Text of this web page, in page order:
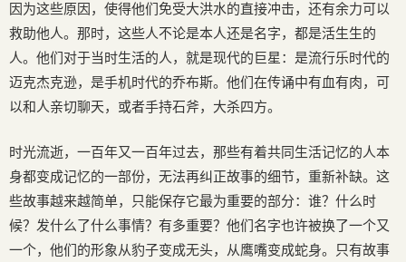
因为这些原因，使得他们免受大洪水的直接冲击，还有余力可以
救助他人。那时，这些人不论是本人还是名字，都是活生生的
人。他们对于当时生活的人，就是现代的巨星：是流行乐时代的
迈克杰克逊，是手机时代的乔布斯。他们在传诵中有血有肉，可
以和人亲切聊天，或者手持石斧，大杀四方。
时光流逝，一百年又一百年过去，那些有着共同生活记忆的人本
身都变成记忆的一部份，无法再纠正故事的细节，重新补缺。这
些故事越来越简单，只能保存它最为重要的部分：谁？什么时
候？发什么了什么事情？有多重要？他们名字也许被换了一个又
一个，他们的形象从豹子变成无头，从鹰嘴变成蛇身。只有故事